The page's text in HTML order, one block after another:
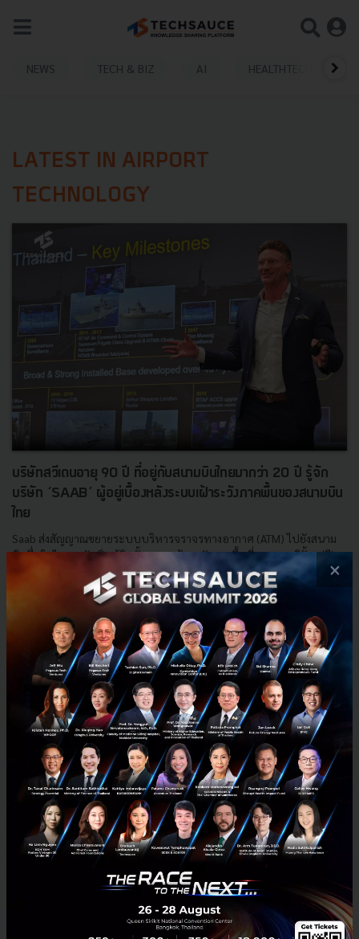
NEWS TECH & BIZ AI HEALTHTECH
LATEST IN AIRPORT
TECHNOLOGY
บริษัทสวีเดนอายุ 90 ปี ที่อยู่กับสนามบินไทยมากว่า 20 ปี รู้จัก
บริษัท ‘SAAB’ ผู้อยู่เบื้องหลังระบบเฝ้าระวังภาคพื้นของสนามบิน
ไทย
Saab ส่งสัญญาณขยายระบบบริหารจราจรทางอากาศ (ATM) ไปยังสนาม
บินอื่นในไทย หลังเป็นผู้ติดตั้งระบบเฝ้าระวังภาคพื้นที่สุวรรณภูมิตั้งแต่ปี
2006 และดอนเมืองตั้งแต่ปี 2017 พร้อมเปิดพอร์ตธุรก...
พฤษภาคม 13, 2026| By
Techsauce Team
Tech & Biz ATM Saab A-SMGCS Don Mueang
E-mail :contact@techsauce.co
Tel : 02-001-5375
Mobile : 06-4658-9500
Techsauce Media
About Techsauce
×